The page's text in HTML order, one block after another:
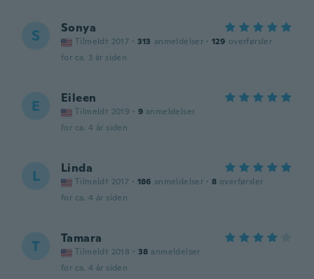
S Sonya
Tilmeldt 2017 · 313 anmeldelser · 129 overførsler
for ca. 3 år siden
E Eileen
Tilmeldt 2019 · 9 anmeldelser
for ca. 4 år siden
L Linda
Tilmeldt 2017 · 186 anmeldelser · 8 overførsler
for ca. 4 år siden
T Tamara
Tilmeldt 2018 · 38 anmeldelser
for ca. 4 år siden